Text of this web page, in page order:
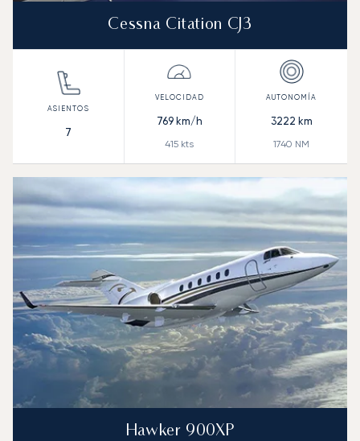
Cessna Citation CJ3
7
769km/h
415 kts
3222 km
1740 NM
Hawker 900XP